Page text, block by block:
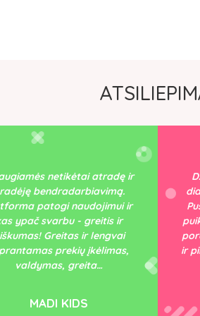
prisijungusi prie
kūrėjų bendruomenės.
neapkrautas, aiškus,
prekių filtravimas pagal
Patogu tiek kūrėjui, tiek
Sėkmės ir nesustokite
augti.
SIUVIMO MAGIJA